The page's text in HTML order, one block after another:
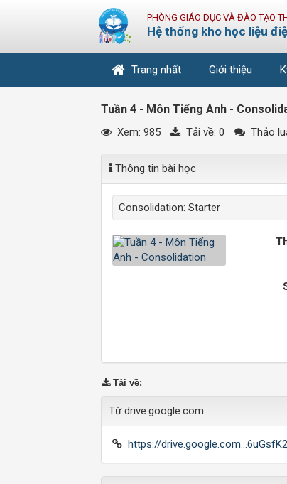
PHÒNG GIÁO DỤC VÀ ĐÀO TẠO
Hệ thống kho học liệu
Trang nhất Giới thiệu
Tuần 4 - Môn Tiếng Anh -
Xem: 985 Tải về: 0 Thảo
Thông tin bài học
Consolidation: Starter
Tải về:
Từ drive.google.com:
https://